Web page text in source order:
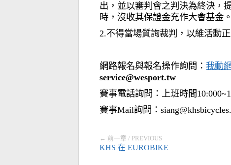
出， 並以審判會之判決為終決，
時，沒收其保證金充作大會基金。
2.不得當場質詢裁判，以維活動正
網路報名與報名操作詢問： 我動
service@wesport.tw
賽事電話詢問：上班時間
賽事Mail詢問：
← 前一章 / PREVIOUS
KHS 在 EUROBIKE